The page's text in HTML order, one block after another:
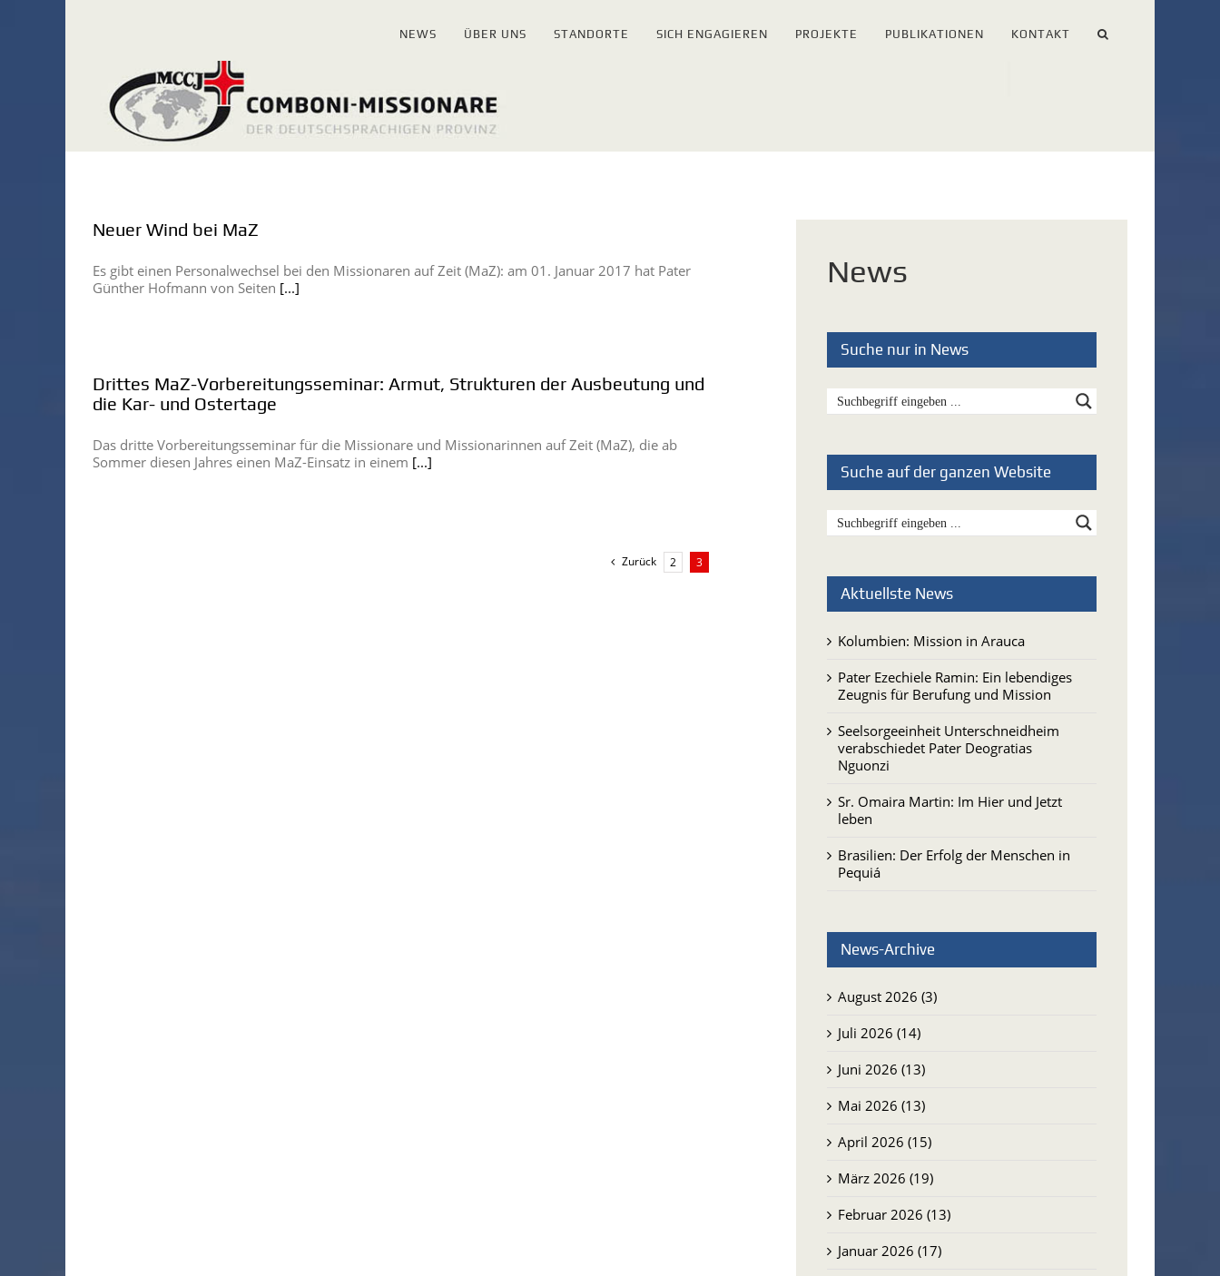
NEWS ÜBER UNS STANDORTE SICH ENGAGIEREN PROJEKTE PUBLIKATIONEN KONTAKT
Neuer Wind bei MaZ
Es gibt einen Personalwechsel bei den Missionaren auf Zeit (MaZ): am 01. Januar 2017 hat Pater
Günther Hofmann von Seiten [...]
Drittes MaZ-Vorbereitungsseminar: Armut, Strukturen der Ausbeutung und
die Kar- und Ostertage
Das dritte Vorbereitungsseminar für die Missionare und Missionarinnen auf Zeit (MaZ), die ab
Sommer diesen Jahres einen MaZ-Einsatz in einem [...]
Zurück 2 3
News
Suche nur in News
Suche auf der ganzen Website
Aktuellste News
Kolumbien: Mission in Arauca
Pater Ezechiele Ramin: Ein lebendiges
Zeugnis für Berufung und Mission
Seelsorgeeinheit Unterschneidheim
verabschiedet Pater Deogratias
Nguonzi
Sr. Omaira Martin: Im Hier und Jetzt
leben
Brasilien: Der Erfolg der Menschen in
Pequiá
News-Archive
August 2026 (3)
Juli 2026 (14)
Juni 2026 (13)
Mai 2026 (13)
April 2026 (15)
März 2026 (19)
Februar 2026 (13)
Januar 2026 (17)